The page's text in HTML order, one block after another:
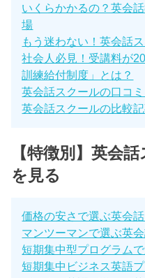
いくらかかるの？英会
場
もう迷わない！英会話
社会人必見！受講料が
訓練給付制度」とは？
英会話スクールの口コミ
英会話スクールの比較
【特徴別】英会
を見る
価格の安さで選ぶ英会
マンツーマンで選ぶ英
短期集中型プログラム
短期集中ビジネス英語